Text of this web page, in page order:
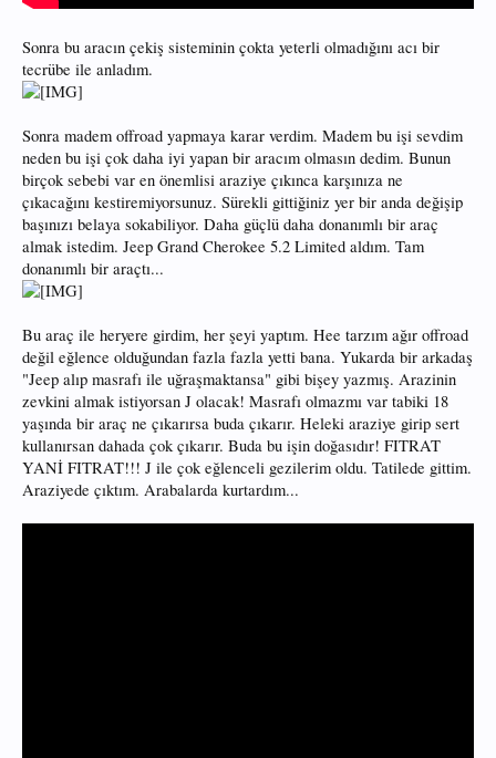
Sonra bu aracın çekiş sisteminin çokta yeterli olmadığını acı bir
tecrübe ile anladım.
Sonra madem offroad yapmaya karar verdim. Madem bu işi sevdim
neden bu işi çok daha iyi yapan bir aracım olmasın dedim. Bunun
birçok sebebi var en önemlisi araziye çıkınca karşınıza ne
çıkacağını kestiremiyorsunuz. Sürekli gittiğiniz yer bir anda değişip
başınızı belaya sokabiliyor. Daha güçlü daha donanımlı bir araç
almak istedim. Jeep Grand Cherokee 5.2 Limited aldım. Tam
donanımlı bir araçtı...
Bu araç ile heryere girdim, her şeyi yaptım. Hee tarzım ağır offroad
değil eğlence olduğundan fazla fazla yetti bana. Yukarda bir arkadaş
"Jeep alıp masrafı ile uğraşmaktansa" gibi bişey yazmış. Arazinin
zevkini almak istiyorsan J olacak! Masrafı olmazmı var tabiki 18
yaşında bir araç ne çıkarırsa buda çıkarır. Heleki araziye girip sert
kullanırsan dahada çok çıkarır. Buda bu işin doğasıdır! FITRAT
YANİ FITRAT!!! J ile çok eğlenceli gezilerim oldu. Tatilede gittim.
Araziyede çıktım. Arabalarda kurtardım...